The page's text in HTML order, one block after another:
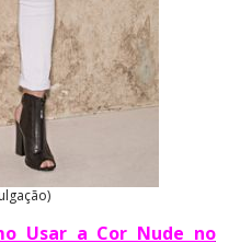
Usar a Cor Nude no